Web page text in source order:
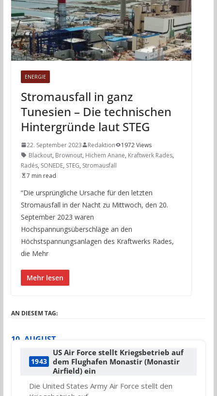
ENERGIE
Stromausfall in ganz
Tunesien – Die technischen
Hintergründe laut STEG
22. September 2023 Redaktion
1972 Views
Blackout, Brownout, Hichem Anane, Kraftwerk Rades,
Radés, SONEDE, STEG, Stromausfall
7 min read
“Die ursprüngliche Ursache für den letzten
Stromausfall in der Nacht zu Mittwoch, den 20.
September 2023 waren
Hochspannungsüberschläge an den
Höchstspannungsanlagen des Kraftwerks Rades,
die Mehr
Mehr lesen
AN DIESEM TAG:
10. AUGUST
1943
US Air Force stellt Kriegsbetrieb auf
dem Flughafen Monastir (Monastir
Airfield) ein
Die United States Army Air Force stellt den